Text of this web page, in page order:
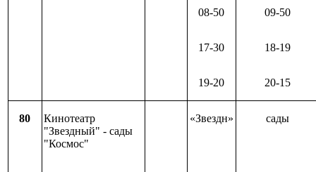
08-50 09-50
17-30 18-19
19-20 20-15
80
Кинотеатр
"Звездный" - сады
"Космос"
«Звездн» сады